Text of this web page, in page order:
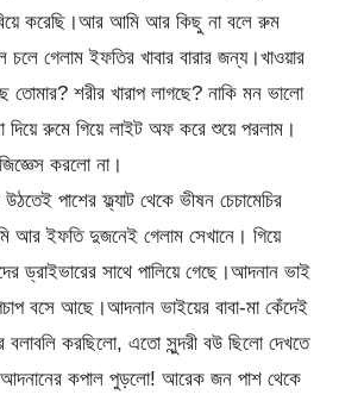
করেছি।আর আমি আর কিছু না বলে রুম
চলে গেলাম ইফতির খাবার বারার জন্য।খাওয়ার
শরীর খারাপ লাগছে? নাকি মন ভালো
রুমে গিয়ে লাইট অফ করে শুয়ে পরলাম।
করলো না।
পাশের ফ্ল্যাট থেকে ভীষন চেচামেচির
আর ইফতি দুজনেই গেলাম সেখানে। গিয়ে
ড্রাইভারের সাথে পালিয়ে গেছে।আদনান ভাই
বসে আছে।আদনান ভাইয়ের বাবা-মা কেঁদেই
বলাবলি করছিলো, এতো সুন্দরী বউ ছিলো দেখতে
আদনানের কপাল পুড়লো! আরেক জন পাশ থেকে